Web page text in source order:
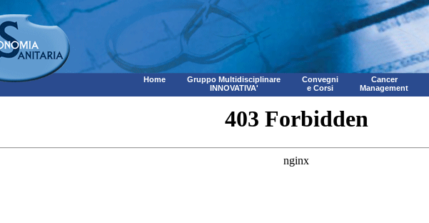
Home
Gruppo Multidisciplinare
INNOVATIVA'
Convegni
e Corsi
Cancer
Management